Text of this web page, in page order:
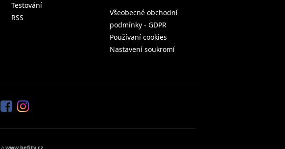
Testování
RSS
Všeobecné obchodní
podmínky - GDPR
Používaní cookies
Nastavení soukromí
a www.befity.cz